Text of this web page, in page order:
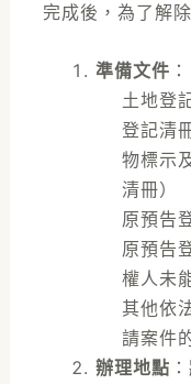
完成後，為了解
準備文件 ：
土地登
登記清
物標示
清冊）
原預告
原預告
權人未
其他依
請案件
辦理地點